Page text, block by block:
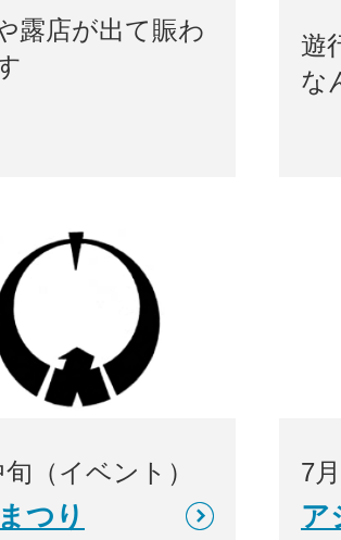
露店が出て賑わ
遊
な
（イベント）
つり
7
ア